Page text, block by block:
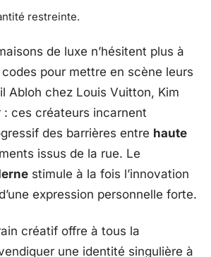
restreinte.
de luxe n’hésitent plus à
pour mettre en scène leurs
Abloh chez Louis Vuitton, Kim
: ces créateurs incarnent
des barrières entre haute
issus de la rue. Le
stimule à la fois l’innovation
expression personnelle forte.
créatif offre à tous la
une identité singulière à